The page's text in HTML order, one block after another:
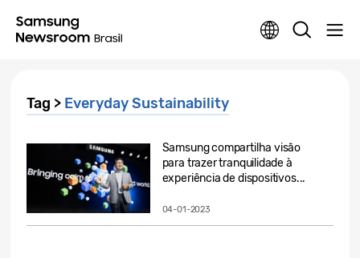
Tag > Everyday Sustainability
Samsung compartilha visão
para trazer tranquilidade à
experiência de dispositivos...
04-01-2023